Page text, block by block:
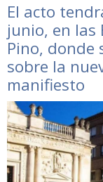
El acto
junio, en las
Pino, donde
sobre la
manifiesto